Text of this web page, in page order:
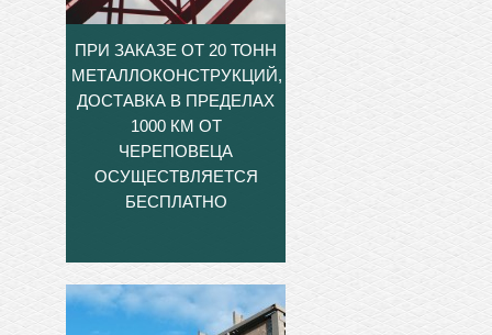
ПРИ ЗАКАЗЕ ОТ 20 ТОНН
МЕТАЛЛОКОНСТРУКЦИЙ,
ДОСТАВКА В ПРЕДЕЛАХ
1000 КМ ОТ
ЧЕРЕПОВЕЦА
ОСУЩЕСТВЛЯЕТСЯ
БЕСПЛАТНО